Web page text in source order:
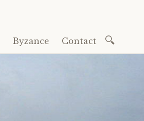
Byzance Contact